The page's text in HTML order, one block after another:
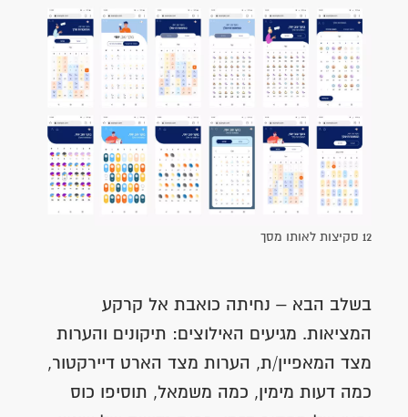
12 סקיצות לאותו מסך
בשלב הבא – נחיתה כואבת אל קרקע
המציאות. מגיעים האילוצים: תיקונים והערות
מצד המאפיין/ת, הערות מצד הארט דיירקטור,
כמה דעות מימין, כמה משמאל, תוסיפו כוס